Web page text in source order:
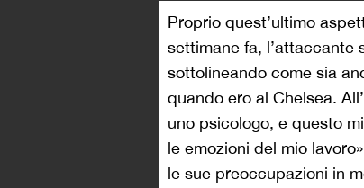
Proprio quest’ultimo
settimane fa, l’attaccante
sottolineando come sia
quando ero al Chelsea.
uno psicologo, e questo
le emozioni del mio
le sue preoccupazioni in